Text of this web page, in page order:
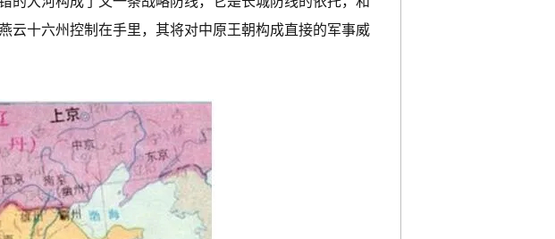
云十六州控制在手里，其将对中原王朝构成直接的军事威